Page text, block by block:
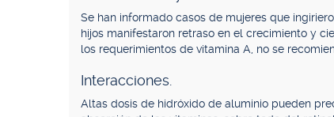
Se han informado casos de mujeres que
hijos manifestaron retraso en el crecimiento y
los requerimientos de vitamina A, no se
Interacciones.
Altas dosis de hidróxido de aluminio pueden